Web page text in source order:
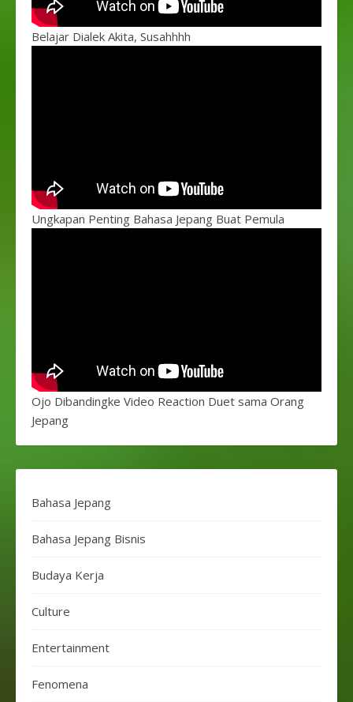
Belajar Dialek Akita, Susahhhh
Ungkapan Penting Bahasa Jepang Buat Pemula
Ojo Dibandingke Video Reaction Duet sama Orang
Jepang
Bahasa Jepang
Bahasa Jepang Bisnis
Budaya Kerja
Culture
Entertainment
Fenomena